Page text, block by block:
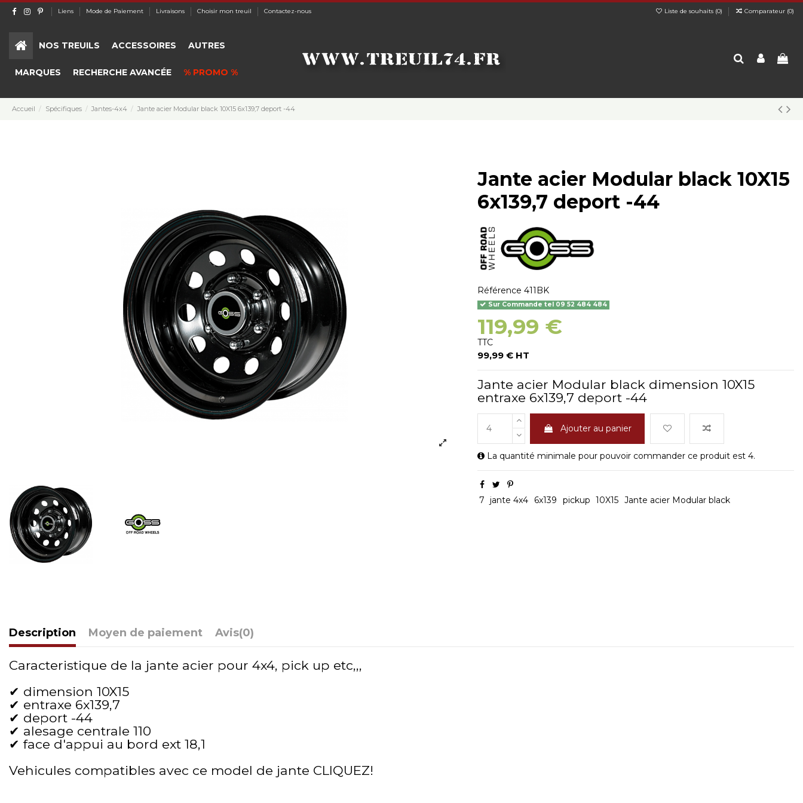
Liens Mode de Paiement Livraisons Choisir mon treuil Contactez-nous Liste de souhaits (0) Comparateur (0)
NOS TREUILS ACCESSOIRES AUTRES
MARQUES RECHERCHE AVANCÉE % PROMO %
Accueil Spécifiques Jantes-4x4 Jante acier Modular black 10X15 6x139,7 deport -44
Jante acier Modular black 10X15
6x139,7 deport -44
Référence 411BK
Sur Commande tel 09 52 484 484
119,99 €
TTC
99,99 € HT
Jante acier Modular black dimension 10X15
entraxe 6x139,7 deport -44
Ajouter au panier
La quantité minimale pour pouvoir commander ce produit est 4.
7 jante 4x4 6x139 pickup 10X15 Jante acier Modular black
Description Moyen de paiement Avis(0)
Caracteristique de la jante acier pour 4x4, pick up etc,,,
✔ dimension 10X15
✔ entraxe 6x139,7
✔ deport -44
✔ alesage centrale 110
✔ face d'appui au bord ext 18,1
Vehicules compatibles avec ce model de jante CLIQUEZ!